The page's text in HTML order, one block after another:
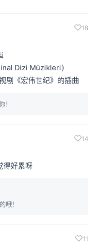
18
Dizi Müzikleri)
剧《宏伟世纪》的插曲
！
14
得好累呀
哦！
11